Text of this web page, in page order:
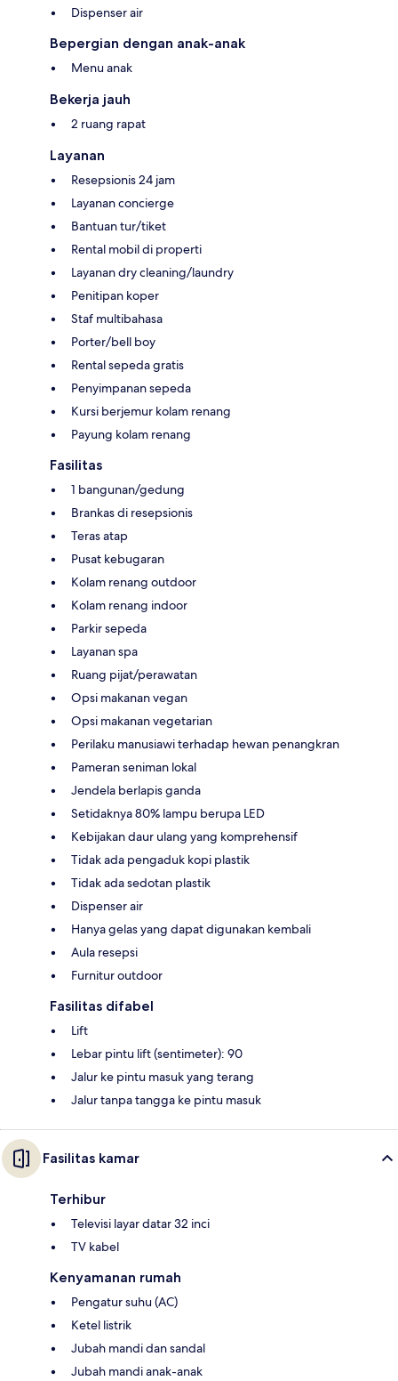
Dispenser air
Bepergian dengan anak-anak
Menu anak
Bekerja jauh
2 ruang rapat
Layanan
Resepsionis 24 jam
Layanan concierge
Bantuan tur/tiket
Rental mobil di properti
Layanan dry cleaning/laundry
Penitipan koper
Staf multibahasa
Porter/bell boy
Rental sepeda gratis
Penyimpanan sepeda
Kursi berjemur kolam renang
Payung kolam renang
Fasilitas
1 bangunan/gedung
Brankas di resepsionis
Teras atap
Pusat kebugaran
Kolam renang outdoor
Kolam renang indoor
Parkir sepeda
Layanan spa
Ruang pijat/perawatan
Opsi makanan vegan
Opsi makanan vegetarian
Perilaku manusiawi terhadap hewan penangkran
Pameran seniman lokal
Jendela berlapis ganda
Setidaknya 80% lampu berupa LED
Kebijakan daur ulang yang komprehensif
Tidak ada pengaduk kopi plastik
Tidak ada sedotan plastik
Dispenser air
Hanya gelas yang dapat digunakan kembali
Aula resepsi
Furnitur outdoor
Fasilitas difabel
Lift
Lebar pintu lift (sentimeter): 90
Jalur ke pintu masuk yang terang
Jalur tanpa tangga ke pintu masuk
Fasilitas kamar
Terhibur
Televisi layar datar 32 inci
TV kabel
Kenyamanan rumah
Pengatur suhu (AC)
Ketel listrik
Jubah mandi dan sandal
Jubah mandi anak-anak